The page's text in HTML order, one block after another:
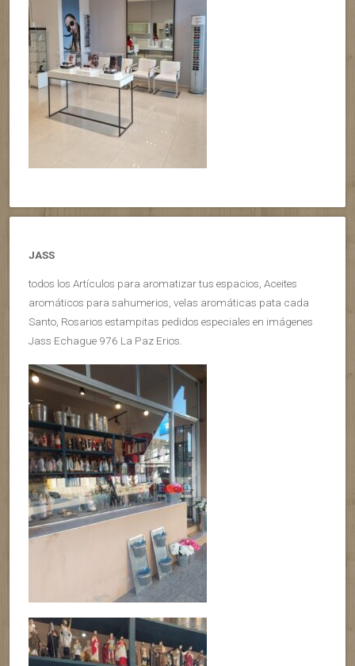
JASS
todos los Artículos para aromatizar tus espacios, Aceites
aromáticos para sahumerios, velas aromáticas pata cada
Santo, Rosarios estampitas pedidos especiales en imágenes
Jass Echague 976 La Paz Erios.